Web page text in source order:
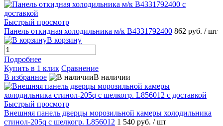
Быстрый просмотр
Панель откидная холодильника м/к B4331792400 862 руб. / шт
В корзину
Подробнее
Купить в 1 клик Сравнение
В избранное
В наличии
Быстрый просмотр
Внешняя панель дверцы морозильной камеры холодильника
стинол-205q с шелкогр. L856012 1 540 руб. / шт